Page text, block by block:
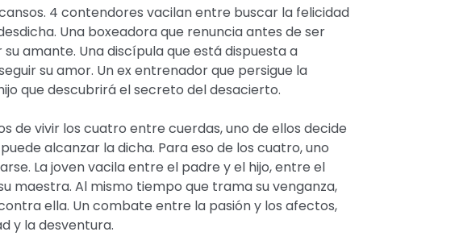
4 contendores vacilan entre buscar la felicidad
Una boxeadora que renuncia antes de ser
amante. Una discípula que está dispuesta a
su amor. Un ex entrenador que persigue la
que descubrirá el secreto del desacierto.
de vivir los cuatro entre cuerdas, uno de ellos decide
alcanzar la dicha. Para eso de los cuatro, uno
La joven vacila entre el padre y el hijo, entre el
maestra. Al mismo tiempo que trama su venganza,
ella. Un combate entre la pasión y los afectos,
y la desventura.